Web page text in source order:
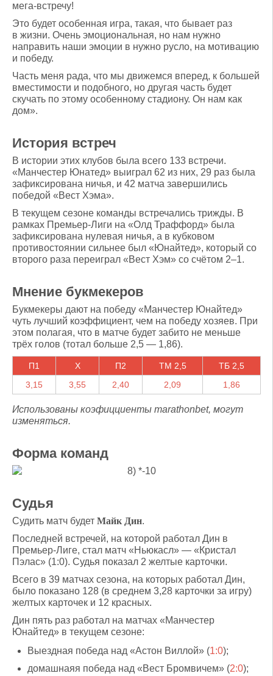
мега-встречу!
Это будет особенная игра, такая, что бывает раз
в жизни. Очень эмоциональная, но нам нужно
направить наши эмоции в нужно русло, на мотивацию
и победу.
Часть меня рада, что мы движемся вперед, к большей
вместимости и подобного, но другая часть будет
скучать по этому особенному стадиону. Он нам как
дом».
История встреч
В истории этих клубов была всего 133 встречи.
«Манчестер Юнатед» выиграл 62 из них, 29 раз была
зафиксирована ничья, и 42 матча завершились
победой «Вест Хэма».
В текущем сезоне команды встречались трижды. В
рамках Премьер-Лиги на «Олд Траффорд» была
зафиксирована нулевая ничья, а в кубковом
противостоянии сильнее был «Юнайтед», который со
второго раза переиграл «Вест Хэм» со счётом 2–1.
Мнение букмекеров
Букмекеры дают на победу «Манчестер Юнайтед»
чуть лучший коэффициент, чем на победу хозяев. При
этом полагая, что в матче будет забито не меньше
трёх голов (тотал больше 2,5 — 1,86).
П1 X П2 ТМ 2,5
ТБ 2,5
3,15
3,55 2,40 2,09 1,86
Использованы коэфицциенты marathonbet, могут
изменяться.
Форма команд
Судья
Судить матч будет Майк Дин.
Последней встречей, на которой работал Дин в
Премьер-Лиге, стал матч «Ньюкасл» — «Кристал
Пэлас» (1:0). Судья показал 2 желтые карточки.
Всего в 39 матчах сезона, на которых работал Дин,
было показано 128 (в среднем 3,28 карточки за игру)
желтых карточек и 12 красных.
Дин пять раз работал на матчах «Манчестер
Юнайтед» в текущем сезоне:
Выездная победа над «Астон Виллой» (1:0);
домашнаяя победа над «Вест Бромвичем» (2:0);